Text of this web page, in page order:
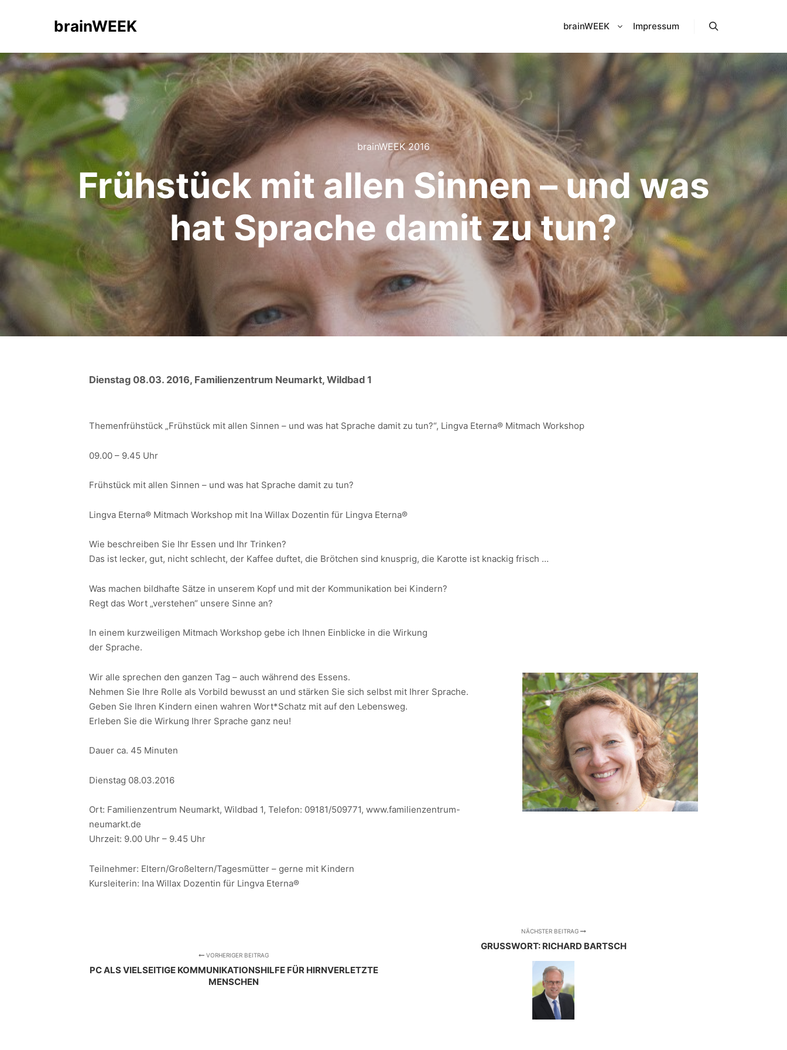
brainWEEK brainWEEK Impressum
brainWEEK 2016
Frühstück mit allen Sinnen – und was
hat Sprache damit zu tun?
Dienstag 08.03. 2016, Familienzentrum Neumarkt, Wildbad 1
Themenfrühstück „Frühstück mit allen Sinnen – und was hat Sprache damit zu tun?“, Lingva Eterna® Mitmach Workshop
09.00 – 9.45 Uhr
Frühstück mit allen Sinnen – und was hat Sprache damit zu tun?
Lingva Eterna® Mitmach Workshop mit Ina Willax Dozentin für Lingva Eterna®
Wie beschreiben Sie Ihr Essen und Ihr Trinken?
Das ist lecker, gut, nicht schlecht, der Kaffee duftet, die Brötchen sind knusprig, die Karotte ist knackig frisch …
Was machen bildhafte Sätze in unserem Kopf und mit der Kommunikation bei Kindern?
Regt das Wort „verstehen“ unsere Sinne an?
In einem kurzweiligen Mitmach Workshop gebe ich Ihnen Einblicke in die Wirkung
der Sprache.
Wir alle sprechen den ganzen Tag – auch während des Essens.
Nehmen Sie Ihre Rolle als Vorbild bewusst an und stärken Sie sich selbst mit Ihrer Sprache.
Geben Sie Ihren Kindern einen wahren Wort*Schatz mit auf den Lebensweg.
Erleben Sie die Wirkung Ihrer Sprache ganz neu!
Dauer ca. 45 Minuten
Dienstag 08.03.2016
Ort: Familienzentrum Neumarkt, Wildbad 1, Telefon: 09181/509771, www.familienzentrum-
neumarkt.de
Uhrzeit: 9.00 Uhr – 9.45 Uhr
Teilnehmer: Eltern/Großeltern/Tagesmütter – gerne mit Kindern
Kursleiterin: Ina Willax Dozentin für Lingva Eterna®
VORHERIGER BEITRAG
PC ALS VIELSEITIGE KOMMUNIKATIONSHILFE FÜR HIRNVERLETZTE
MENSCHEN
NÄCHSTER BEITRAG
GRUSSWORT: RICHARD BARTSCH